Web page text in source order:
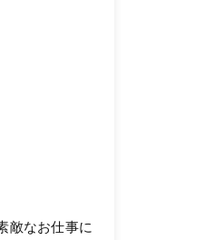
敵なお仕事に